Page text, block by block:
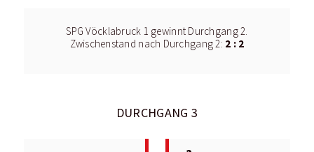
SPG Vöcklabruck 1 gewinnt Durchgang 2.
Zwischenstand nach Durchgang 2: 2 : 2
DURCHGANG 3